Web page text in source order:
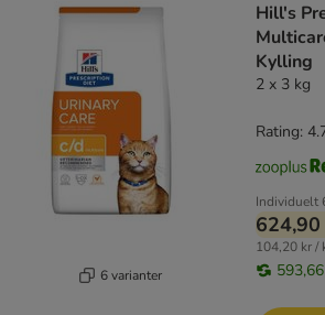
6 varianter
Hill's
Kylling
2 x 3 kg
Individuelt
104,20 kr /
Rating: